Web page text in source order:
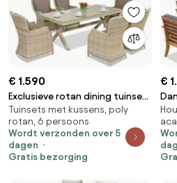
€ 1.590
Exclusieve rotan dining tuinset
Londen Garden Point beige
Tuinsets met kussens, poly
rotan, 6 persoons
Wordt verzonden over 5
dagen
Gratis bezorging
€